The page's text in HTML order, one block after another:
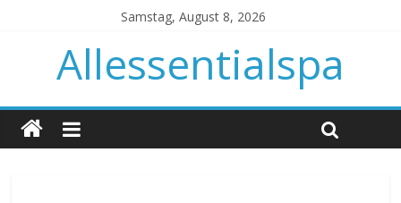
Samstag, August 8, 2026
Allessentialspa